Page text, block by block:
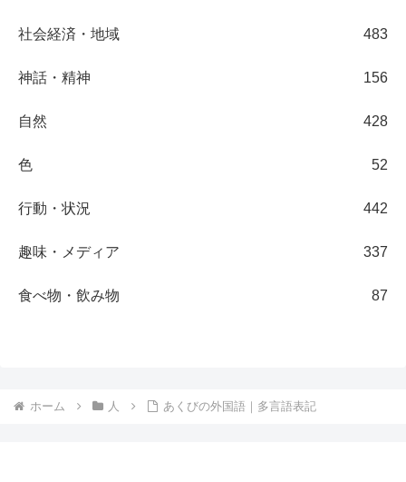
社会経済・地域 483
神話・精神 156
自然 428
色 52
行動・状況 442
趣味・メディア 337
食べ物・飲み物 87
ホーム 人 あくびの外国語｜多言語表記